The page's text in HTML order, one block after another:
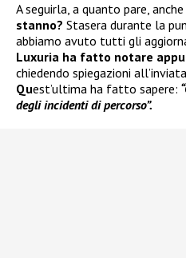
A seguirla, a quanto pare, anche
stanno? Stasera durante la
abbiamo avuto tutti gli
Luxuria ha fatto notare
chiedendo spiegazioni all’inviata
Quest’ultima ha fatto sapere:
degli incidenti di percorso”.